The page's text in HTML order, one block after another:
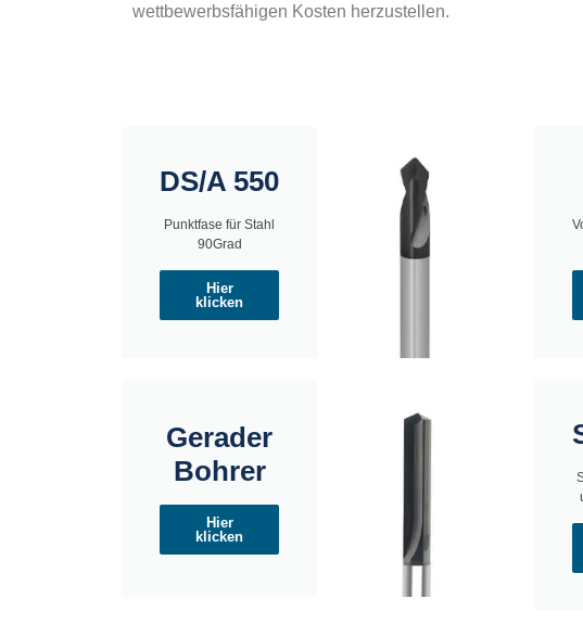
wettbewerbsfähigen Kosten herzustellen.
DS/A 550
Punktfase für Stahl
90Grad
Hier
klicken
Gerader
Bohrer
Hier
klicken